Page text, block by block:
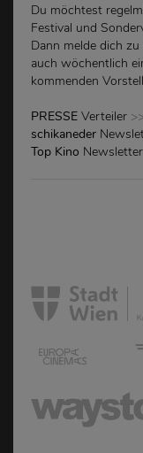
Du möchtest
Festival und
Dann melde dich
auch wöchentlich
kommenden
PRESSE Verteiler
schikaneder
Top Kino Newsletter